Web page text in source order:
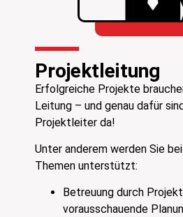
Projektleitung
Erfolgreiche Projekte
Leitung – und genau dafür
Projektleiter da!
Unter anderem werden Sie
Themen unterstützt:
Betreuung durch
vorausschauende